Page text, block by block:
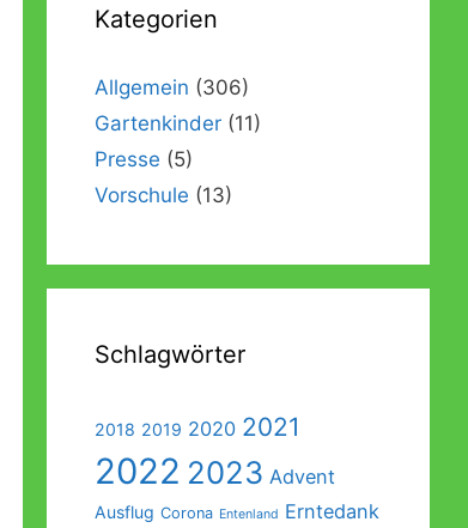
und Anregungsmanagement
für Kinder – Das Konzept
der Räumlichkeiten
der Vorschulkinder
der Vorschulkinder
Kategorien
Allgemein (306)
Gartenkinder (11)
Presse (5)
Vorschule (13)
Schlagwörter
2018 2019 2020 2021
2022 2023 Advent
Ausflug Corona Entenland Erntedank